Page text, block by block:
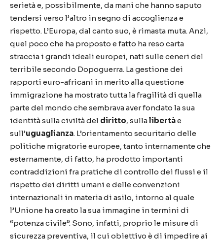
serietà e, possibilmente, da mani che hanno saputo
tendersi verso l’altro in segno di accoglienza e
rispetto. L’Europa, dal canto suo, è rimasta muta. Anzi,
quel poco che ha proposto e fatto ha reso carta
straccia i grandi ideali europei, nati sulle ceneri del
terribile secondo Dopoguerra. La gestione dei
rapporti euro-africani in merito alla questione
immigrazione ha mostrato tutta la fragilità di quella
parte del mondo che sembrava aver fondato la sua
identità sulla civiltà del diritto, sullalibertàe
sull’uguaglianza. L’orientamento securitario delle
politiche migratorie europee, tanto internamente che
esternamente, di fatto, ha prodotto importanti
contraddizioni fra pratiche di controllo dei flussi e il
rispetto dei diritti umani e delle convenzioni
internazionali in materia di asilo, intorno al quale
l’Unione ha creato la sua immagine in termini di
“potenza civile”. Sono, infatti, proprio le misure di
sicurezza preventiva, il cui obiettivo è di impedire ai